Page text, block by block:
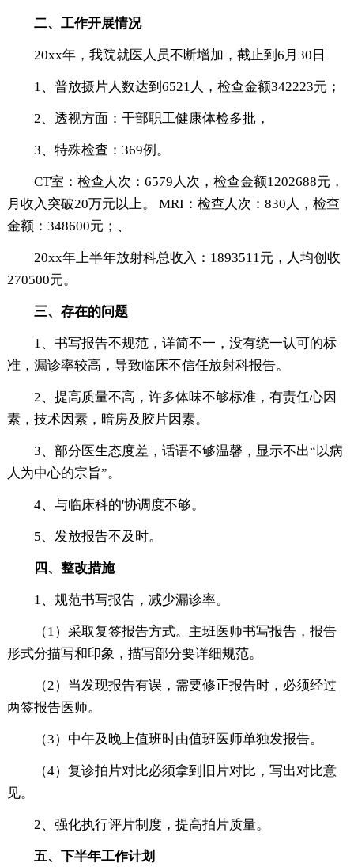
二、工作开展情况
20xx年，我院就医人员不断增加，截止到6月30日
1、普放摄片人数达到6521人，检查金额342223元；
2、透视方面：干部职工健康体检多批，
3、特殊检查：369例。
CT室：检查人次：6579人次，检查金额1202688元，
月收入突破20万元以上。 MRI：检查人次：830人，检查
金额：348600元；、
20xx年上半年放射科总收入：1893511元，人均创收
270500元。
三、存在的问题
1、书写报告不规范，详简不一，没有统一认可的标
准，漏诊率较高，导致临床不信任放射科报告。
2、提高质量不高，许多体味不够标准，有责任心因
素，技术因素，暗房及胶片因素。
3、部分医生态度差，话语不够温馨，显示不出“以病
人为中心的宗旨”。
4、与临床科的'协调度不够。
5、发放报告不及时。
四、整改措施
1、规范书写报告，减少漏诊率。
（1）采取复签报告方式。主班医师书写报告，报告
形式分描写和印象，描写部分要详细规范。
（2）当发现报告有误，需要修正报告时，必须经过
两签报告医师。
（3）中午及晚上值班时由值班医师单独发报告。
（4）复诊拍片对比必须拿到旧片对比，写出对比意
见。
2、强化执行评片制度，提高拍片质量。
五、下半年工作计划